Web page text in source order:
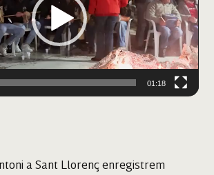
01:18
a Sant Llorenç enregistrem